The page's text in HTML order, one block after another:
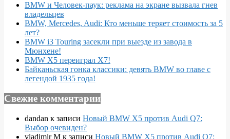
BMW и Человек-паук: реклама на экране вызвала гнев
владельцев
BMW, Mercedes, Audi: Кто меньше теряет стоимость за 5
лет?
BMW i3 Touring засекли при выезде из завода в
Мюнхене!
BMW X5 переиграл X7!
Байканьская гонка классики: девять BMW во главе с
легендой 1935 года!
Свежие комментарии
dandan к записи Новый BMW X5 против Audi Q7:
Выбор очевиден?
vladimir M к записи Новый BMW X5 против Audi Q7: